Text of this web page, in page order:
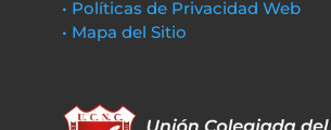
• Políticas de Privacidad Web
• Mapa del Sitio